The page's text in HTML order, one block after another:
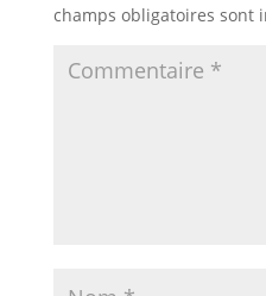
champs obligatoires sont